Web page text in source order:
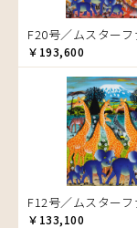
孔雀
サイ
魚の群れ
桜
サル
シマウマ
ゾウ
タンザニア
タンザニアの
オマリー
ムチサ
ムッサ
ムブカ
ムロペ
ムワツカ
ムワメディ
F20号／ムスターフ
￥193,600
F12号／ムスターフ
￥133,100